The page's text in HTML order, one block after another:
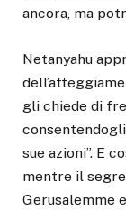
ancora, ma
Netanyahu
gli chiede di
sue azioni”. E
mentre il
Gerusalemme